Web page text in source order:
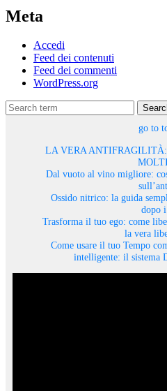
Meta
Accedi
Feed dei contenuti
Feed dei commenti
WordPress.org
go to
LA VERA
Dal vuoto al vino migliore:
Ossido nitrico: la guida
dopo
Trasforma il tuo ego: come
la vera
Come usare il tuo Tempo
intelligente: il sistema